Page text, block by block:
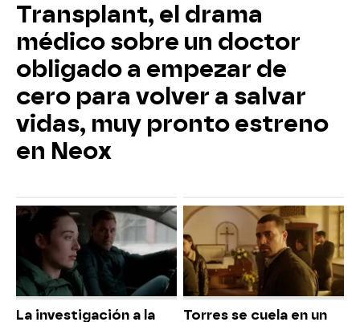
Transplant, el drama
médico sobre un doctor
obligado a empezar de
cero para volver a salvar
vidas, muy pronto estreno
en Neox
La investigación a la
Torres se cuela en un